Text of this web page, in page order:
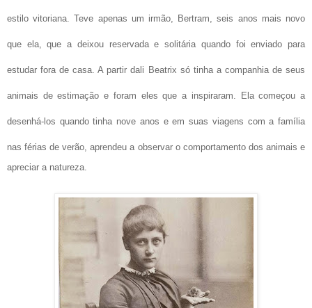
estilo vitoriana. Teve apenas um irmão, Bertram, seis anos mais novo
que ela, que a deixou reservada e solitária quando foi enviado para
estudar fora de casa. A partir dali Beatrix só tinha a companhia de seus
animais de estimação e foram eles que a inspiraram. Ela começou a
desenhá-los quando tinha nove anos e em suas viagens com a família
nas férias de verão, aprendeu a observar o comportamento dos animais e
apreciar a natureza.